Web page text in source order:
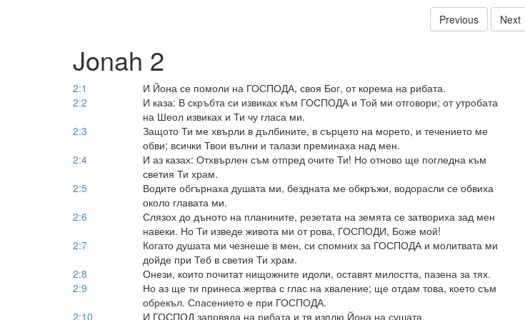
Previous Next
Jonah 2
2:1 И Йона се помоли на ГОСПОДА, своя Бог, от корема на рибата.
2:2
И каза: В скръбта си извиках към ГОСПОДА и Той ми отговори; от утробата
на Шеол извиках и Ти чу гласа ми.
2:3
Защото Ти ме хвърли в дълбините, в сърцето на морето, и течението ме
обви; всички Твои вълни и талази преминаха над мен.
2:4
И аз казах: Отхвърлен съм отпред очите Ти! Но отново ще погледна към
светия Ти храм.
2:5
Водите обгърнаха душата ми, бездната ме обкръжи, водорасли се обвиха
около главата ми.
2:6
Слязох до дъното на планините, резетата на земята се затвориха зад мен
навеки. Но Ти изведе живота ми от рова, ГОСПОДИ, Боже мой!
2:7
Когато душата ми чезнеше в мен, си спомних за ГОСПОДА и молитвата ми
дойде при Теб в светия Ти храм.
2:8
Онези, които почитат нищожните идоли, оставят милостта, пазена за тях.
2:9
Но аз ще ти принеса жертва с глас на хваление; ще отдам това, което съм
обрекъл. Спасението е при ГОСПОДА.
2:10
И ГОСПОД заповяда на рибата и тя изплю Йона на сушата.